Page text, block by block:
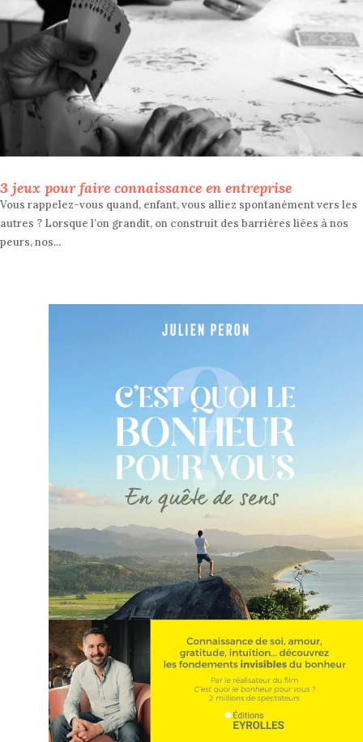
3 jeux pour faire connaissance en entreprise
Vous rappelez-vous quand, enfant, vous alliez spontanément vers les
autres ? Lorsque l’on grandit, on construit des barrières liées à nos
peurs, nos...